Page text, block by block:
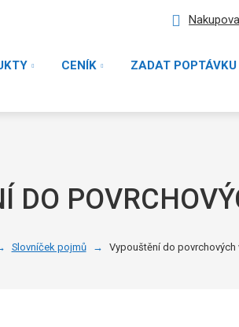
CENÍK ZADAT POPTÁVKU
DO
Slovníček pojmů Vypouštění do povrchových